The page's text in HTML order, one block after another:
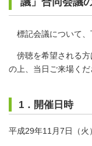
標記会議について、
傍聴を希望される方
の上、当日ご来場くだ
1．開催日時
平成29年11月7日（